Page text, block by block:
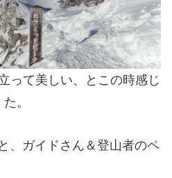
って美しい、とこの時感じ
た。
、ガイドさん＆登山者のペ